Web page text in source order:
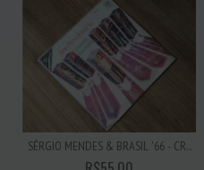
SÉRGIO MENDES & BRASIL '66 - CR...